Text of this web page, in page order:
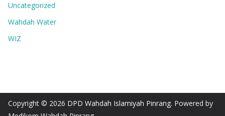
Uncategorized
Wahdah Water
WIZ
Copyright © 2026 DPD Wahdah Islamiyah Pinrang. Powered by